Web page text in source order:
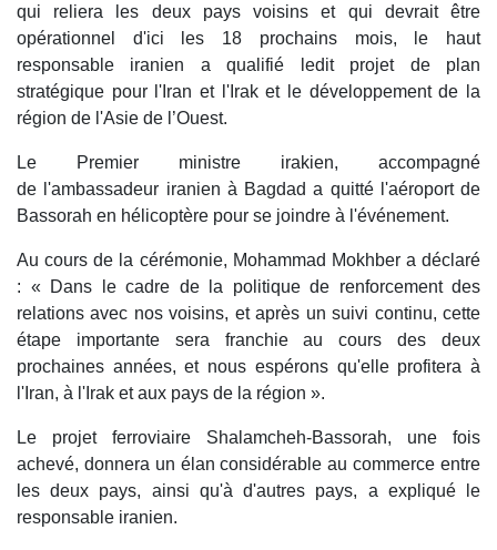
qui reliera les deux pays voisins et qui devrait être
opérationnel d'ici les 18 prochains mois, le haut
responsable iranien a qualifié ledit projet de plan
stratégique pour l'Iran et l'Irak et le développement de la
région de l'Asie de l’Ouest.
Le Premier ministre irakien, accompagné
de l'ambassadeur iranien à Bagdad a quitté l'aéroport de
Bassorah en hélicoptère pour se joindre à l'événement.
Au cours de la cérémonie, Mohammad Mokhber a déclaré
: « Dans le cadre de la politique de renforcement des
relations avec nos voisins, et après un suivi continu, cette
étape importante sera franchie au cours des deux
prochaines années, et nous espérons qu'elle profitera à
l'Iran, à l'Irak et aux pays de la région ».
Le projet ferroviaire Shalamcheh-Bassorah, une fois
achevé, donnera un élan considérable au commerce entre
les deux pays, ainsi qu'à d'autres pays, a expliqué le
responsable iranien.